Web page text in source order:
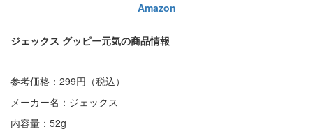
Amazon
ジェックス グッピー元気の商品情報
参考価格：299円（税込）
メーカー名：ジェックス
内容量：52g